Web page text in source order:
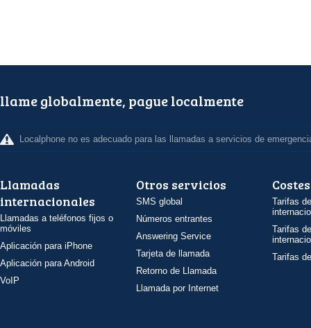
llame globalmente, pague localmente
Localphone no es adecuado para las llamadas a servicios de
Llamadas
internacionales
Llamadas a teléfonos fijos o
móviles
Aplicación para iPhone
Aplicación para Android
VoIP
Otros servicios
SMS global
Números entrantes
Answering Service
Tarjeta de llamada
Retorno de Llamada
Llamada por Internet
Costes
Tarifas
Tarifas
Tarifas